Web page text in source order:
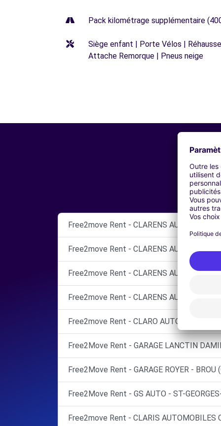
Pack kilométrage supplémentaire
Siège enfant | Porte Vélos |
Attache Remorque | Pneus neige
Free2move Rent - CLARENS
Free2move Rent - CLARENS
Free2move Rent - CLARENS
Free2move Rent - CLARENS
Free2move Rent - CLARO AUTOMOBILES -
Free2Move Rent - GARAGE LANCTIN
Free2Move Rent - GARAGE ROYER - BROU
Free2Move Rent - GS AUTO - ST-
Free2move Rent - CLARIS AUTOMOBILES